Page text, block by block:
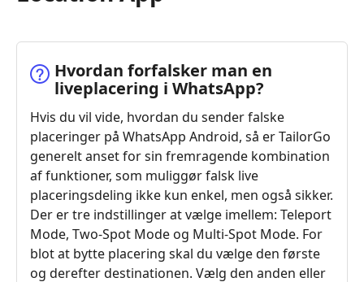
Hvordan forfalsker man en
liveplacering i WhatsApp?
Hvis du vil vide, hvordan du sender falske
placeringer på WhatsApp Android, så er TailorGo
generelt anset for sin fremragende kombination
af funktioner, som muliggør falsk live
placeringsdeling ikke kun enkel, men også sikker.
Der er tre indstillinger at vælge imellem: Teleport
Mode, Two-Spot Mode og Multi-Spot Mode. For
blot at bytte placering skal du vælge den første
og derefter destinationen. Vælg den anden eller